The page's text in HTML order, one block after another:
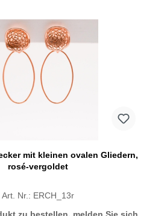
mit kleinen ovalen Gliedern,
rosé-vergoldet
Art. Nr.: ERCH_13r
zu bestellen, melden Sie sich